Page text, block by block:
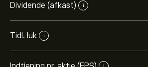
Dividende (afkast) i
Tidl. luk i
i